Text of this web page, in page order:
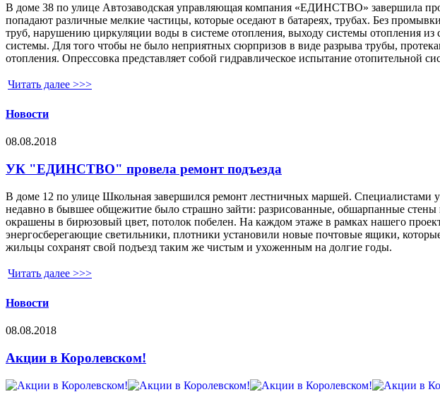
В доме 38 по улице Автозаводская управляющая компания «ЕДИНСТВО» завершила
попадают различные мелкие частицы, которые оседают в батареях, трубах. Без
труб, нарушению циркуляции воды в системе отопления, выходу системы отопления
системы. Для того чтобы не было неприятных сюрпризов в виде разрыва трубы,
отопления. Опрессовка представляет собой гидравлическое испытание отопительной
Читать далее >>>
Новости
08.08.2018
УК "ЕДИНСТВО" провела ремонт подъезда
В доме 12 по улице Школьная завершился ремонт лестничных маршей.
недавно в бывшее общежитие было страшно зайти: разрисованные, обшарпанные
окрашены в бирюзовый цвет, потолок побелен. На каждом этаже в рамках нашего
энергосберегающие светильники, плотники установили новые почтовые ящики,
жильцы сохранят свой подъезд таким же чистым и ухоженным на долгие годы.
Читать далее >>>
Новости
08.08.2018
Акции в Королевском!